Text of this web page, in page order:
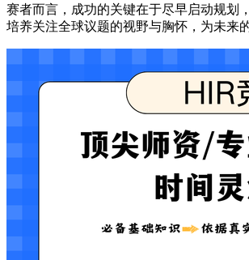
赛者而言，成功的关键在于尽早启动规划
培养关注全球议题的视野与胸怀，为未来